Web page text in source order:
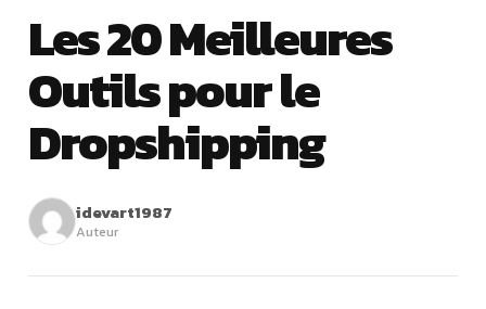
Les 20 Meilleures
Outils pour le
Dropshipping
idevart1987
Auteur